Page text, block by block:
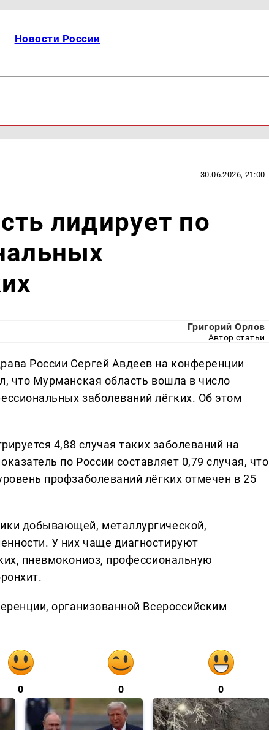
Новости России
30.06.2026, 21:00
лидирует по
Григорий Орлов
Автор статьи
России Сергей Авдеев на конференции
что Мурманская область вошла в число
заболеваний лёгких. Об этом
4,88 случая таких заболеваний на
по России составляет 0,79 случая, что
профзаболеваний лёгких отмечен в 25
добывающей, металлургической,
У них чаще диагностируют
пневмокониоз, профессиональную
организованной Всероссийским
0 0 0